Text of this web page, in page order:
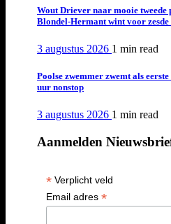
Wout Driever naar mooie tweede
Blondel-Hermant wint voor zesde
3 augustus 2026 1 min read
Poolse zwemmer zwemt als
uur nonstop
3 augustus 2026 1 min read
Aanmelden
*Verplicht veld
Email adres *